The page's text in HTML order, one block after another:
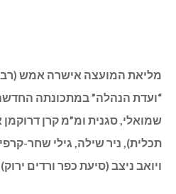
נושאים הנוגעים לפארק
מינוי ועדות, תבר”ים, מינהל
הקרובים נעלה בכפרניק מספר
שהשונים שעלו במליאה.